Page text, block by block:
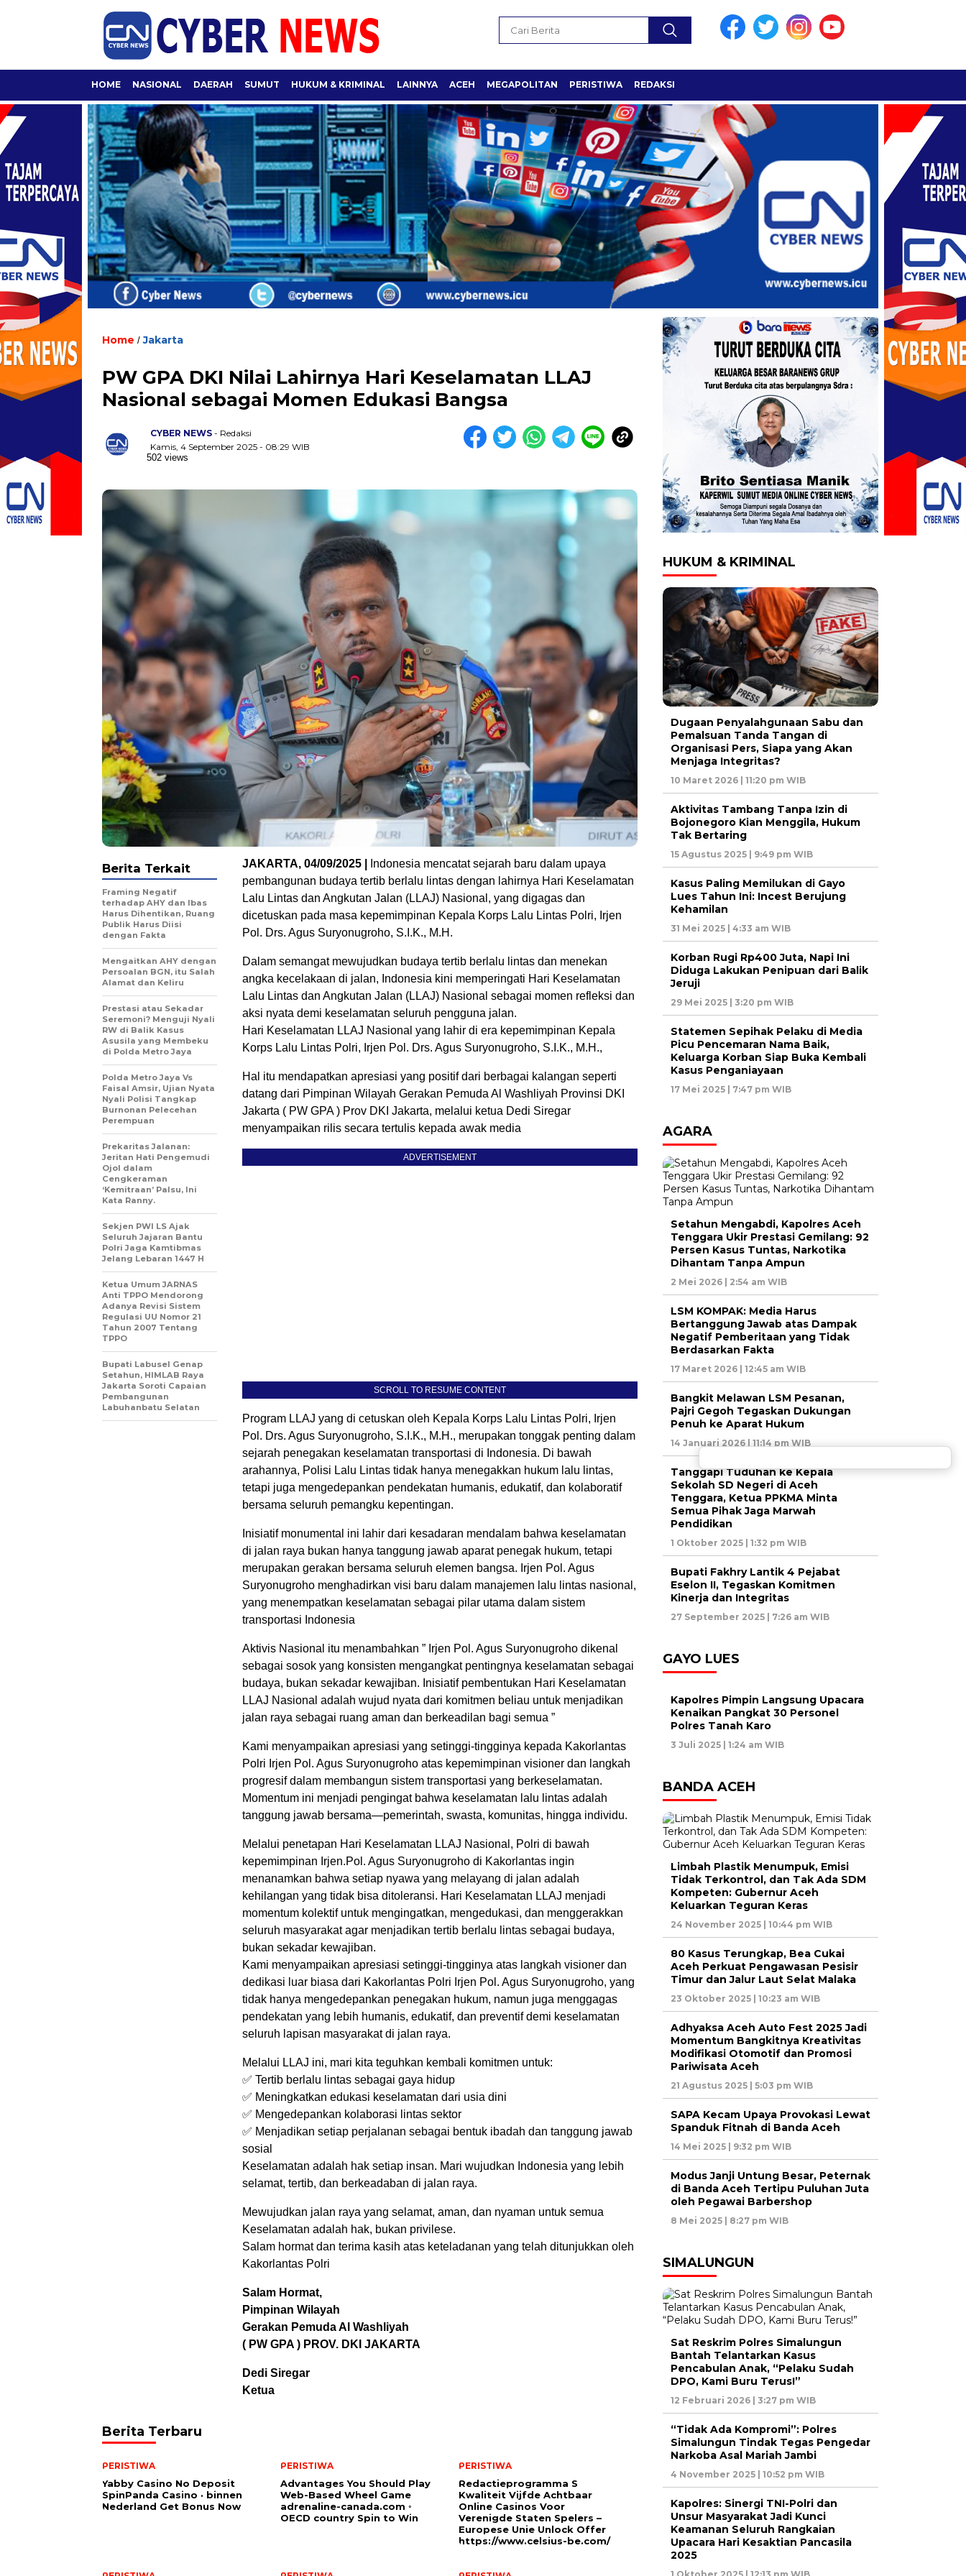
HOME NASIONAL DAERAH SUMUT HUKUM & KRIMINAL LAINNYA ACEH MEGAPOLITAN PERISTIWA REDAKSI
Home /Jakarta
PW GPA DKI Nilai Lahirnya Hari Keselamatan LLAJ
Nasional sebagai Momen Edukasi Bangsa
CYBER NEWS - Redaksi
Kamis, 4 September 2025 - 08:29 WIB
502 views
JAKARTA, 04/09/2025 |
Indonesia mencatat sejarah baru dalam upaya
pembangunan budaya tertib berlalu lintas dengan lahirnya Hari Keselamatan
Lalu Lintas dan Angkutan Jalan (LLAJ) Nasional, yang digagas dan
dicetuskan pada masa kepemimpinan Kepala Korps Lalu Lintas Polri, Irjen
Pol. Drs. Agus Suryonugroho, S.I.K., M.H.
Dalam semangat mewujudkan budaya tertib berlalu lintas dan menekan
angka kecelakaan di jalan, Indonesia kini memperingati Hari Keselamatan
Lalu Lintas dan Angkutan Jalan (LLAJ) Nasional sebagai momen refleksi dan
aksi nyata demi keselamatan seluruh pengguna jalan.
Hari Keselamatan LLAJ Nasional yang lahir di era kepemimpinan Kepala
Korps Lalu Lintas Polri, Irjen Pol. Drs. Agus Suryonugroho, S.I.K., M.H.,
Hal itu mendapatkan apresiasi yang positif dari berbagai kalangan seperti
datang dari Pimpinan Wilayah Gerakan Pemuda Al Washliyah Provinsi DKI
Jakarta ( PW GPA ) Prov DKI Jakarta, melalui ketua Dedi Siregar
menyampaikan rilis secara tertulis kepada awak media
ADVERTISEMENT
SCROLL TO RESUME CONTENT
Program LLAJ yang di cetuskan oleh Kepala Korps Lalu Lintas Polri, Irjen
Pol. Drs. Agus Suryonugroho, S.I.K., M.H., merupakan tonggak penting dalam
sejarah penegakan keselamatan transportasi di Indonesia. Di bawah
arahannya, Polisi Lalu Lintas tidak hanya menegakkan hukum lalu lintas,
tetapi juga mengedepankan pendekatan humanis, edukatif, dan kolaboratif
bersama seluruh pemangku kepentingan.
Inisiatif monumental ini lahir dari kesadaran mendalam bahwa keselamatan
di jalan raya bukan hanya tanggung jawab aparat penegak hukum, tetapi
merupakan gerakan bersama seluruh elemen bangsa. Irjen Pol. Agus
Suryonugroho menghadirkan visi baru dalam manajemen lalu lintas nasional,
yang menempatkan keselamatan sebagai pilar utama dalam sistem
transportasi Indonesia
Aktivis Nasional itu menambahkan ” Irjen Pol. Agus Suryonugroho dikenal
sebagai sosok yang konsisten mengangkat pentingnya keselamatan sebagai
budaya, bukan sekadar kewajiban. Inisiatif pembentukan Hari Keselamatan
LLAJ Nasional adalah wujud nyata dari komitmen beliau untuk menjadikan
jalan raya sebagai ruang aman dan berkeadilan bagi semua ”
Kami menyampaikan apresiasi yang setinggi-tingginya kepada Kakorlantas
Polri Irjen Pol. Agus Suryonugroho atas kepemimpinan visioner dan langkah
progresif dalam membangun sistem transportasi yang berkeselamatan.
Momentum ini menjadi pengingat bahwa keselamatan lalu lintas adalah
tanggung jawab bersama—pemerintah, swasta, komunitas, hingga individu.
Melalui penetapan Hari Keselamatan LLAJ Nasional, Polri di bawah
kepemimpinan Irjen.Pol. Agus Suryonugroho di Kakorlantas ingin
menanamkan bahwa setiap nyawa yang melayang di jalan adalah
kehilangan yang tidak bisa ditoleransi. Hari Keselamatan LLAJ menjadi
momentum kolektif untuk mengingatkan, mengedukasi, dan menggerakkan
seluruh masyarakat agar menjadikan tertib berlalu lintas sebagai budaya,
bukan sekadar kewajiban.
Kami menyampaikan apresiasi setinggi-tingginya atas langkah visioner dan
dedikasi luar biasa dari Kakorlantas Polri Irjen Pol. Agus Suryonugroho, yang
tidak hanya mengedepankan penegakan hukum, namun juga menggagas
pendekatan yang lebih humanis, edukatif, dan preventif demi keselamatan
seluruh lapisan masyarakat di jalan raya.
Melalui LLAJ ini, mari kita teguhkan kembali komitmen untuk:
✅ Tertib berlalu lintas sebagai gaya hidup
✅ Meningkatkan edukasi keselamatan dari usia dini
✅ Mengedepankan kolaborasi lintas sektor
✅ Menjadikan setiap perjalanan sebagai bentuk ibadah dan tanggung jawab
sosial
Keselamatan adalah hak setiap insan. Mari wujudkan Indonesia yang lebih
selamat, tertib, dan berkeadaban di jalan raya.
Mewujudkan jalan raya yang selamat, aman, dan nyaman untuk semua
Keselamatan adalah hak, bukan privilese.
Salam hormat dan terima kasih atas keteladanan yang telah ditunjukkan oleh
Kakorlantas Polri
Salam Hormat,
Pimpinan Wilayah
Gerakan Pemuda Al Washliyah
( PW GPA ) PROV. DKI JAKARTA
Dedi Siregar
Ketua
Berita Terkait
Framing Negatif
terhadap AHY dan Ibas
Harus Dihentikan, Ruang
Publik Harus Diisi
dengan Fakta
Mengaitkan AHY dengan
Persoalan BGN, itu Salah
Alamat dan Keliru
Prestasi atau Sekadar
Seremoni? Menguji Nyali
RW di Balik Kasus
Asusila yang Membeku
di Polda Metro Jaya
Polda Metro Jaya Vs
Faisal Amsir, Ujian Nyata
Nyali Polisi Tangkap
Burnonan Pelecehan
Perempuan
Prekaritas Jalanan:
Jeritan Hati Pengemudi
Ojol dalam
Cengkeraman
‘Kemitraan’ Palsu, Ini
Kata Ranny.
Sekjen PWI LS Ajak
Seluruh Jajaran Bantu
Polri Jaga Kamtibmas
Jelang Lebaran 1447 H
Ketua Umum JARNAS
Anti TPPO Mendorong
Adanya Revisi Sistem
Regulasi UU Nomor 21
Tahun 2007 Tentang
TPPO
Bupati Labusel Genap
Setahun, HIMLAB Raya
Jakarta Soroti Capaian
Pembangunan
Labuhanbatu Selatan
Berita Terbaru
PERISTIWA
Yabby Casino No Deposit
SpinPanda Casino · binnen
Nederland Get Bonus Now
PERISTIWA
Advantages You Should Play
Web-Based Wheel Game
adrenaline-canada.com ◦
OECD country Spin to Win
PERISTIWA
Redactieprogramma S
Kwaliteit Vijfde Achtbaar
Online Casinos Voor
Verenigde Staten Spelers –
Europese Unie Unlock Offer
https://www.celsius-be.com/
HUKUM & KRIMINAL
Dugaan Penyalahgunaan Sabu dan
Pemalsuan Tanda Tangan di
Organisasi Pers, Siapa yang Akan
Menjaga Integritas?
10 Maret 2026 | 11:20 pm WIB
Aktivitas Tambang Tanpa Izin di
Bojonegoro Kian Menggila, Hukum
Tak Bertaring
15 Agustus 2025 | 9:49 pm WIB
Kasus Paling Memilukan di Gayo
Lues Tahun Ini: Incest Berujung
Kehamilan
31 Mei 2025 | 4:33 am WIB
Korban Rugi Rp400 Juta, Napi Ini
Diduga Lakukan Penipuan dari Balik
Jeruji
29 Mei 2025 | 3:20 pm WIB
Statemen Sepihak Pelaku di Media
Picu Pencemaran Nama Baik,
Keluarga Korban Siap Buka Kembali
Kasus Penganiayaan
17 Mei 2025 | 7:47 pm WIB
AGARA
Setahun Mengabdi, Kapolres Aceh
Tenggara Ukir Prestasi Gemilang: 92
Persen Kasus Tuntas, Narkotika
Dihantam Tanpa Ampun
2 Mei 2026 | 2:54 am WIB
LSM KOMPAK: Media Harus
Bertanggung Jawab atas Dampak
Negatif Pemberitaan yang Tidak
Berdasarkan Fakta
17 Maret 2026 | 12:45 am WIB
Bangkit Melawan LSM Pesanan,
Pajri Gegoh Tegaskan Dukungan
Penuh ke Aparat Hukum
14 Januari 2026 | 11:14 pm WIB
Tanggapi Tuduhan ke Kepala
Sekolah SD Negeri di Aceh
Tenggara, Ketua PPKMA Minta
Semua Pihak Jaga Marwah
Pendidikan
1 Oktober 2025 | 1:32 pm WIB
Bupati Fakhry Lantik 4 Pejabat
Eselon II, Tegaskan Komitmen
Kinerja dan Integritas
27 September 2025 | 7:26 am WIB
GAYO LUES
Kapolres Pimpin Langsung Upacara
Kenaikan Pangkat 30 Personel
Polres Tanah Karo
3 Juli 2025 | 1:24 am WIB
BANDA ACEH
Limbah Plastik Menumpuk, Emisi
Tidak Terkontrol, dan Tak Ada SDM
Kompeten: Gubernur Aceh
Keluarkan Teguran Keras
24 November 2025 | 10:44 pm WIB
80 Kasus Terungkap, Bea Cukai
Aceh Perkuat Pengawasan Pesisir
Timur dan Jalur Laut Selat Malaka
23 Oktober 2025 | 10:23 am WIB
Adhyaksa Aceh Auto Fest 2025 Jadi
Momentum Bangkitnya Kreativitas
Modifikasi Otomotif dan Promosi
Pariwisata Aceh
21 Agustus 2025 | 5:03 pm WIB
SAPA Kecam Upaya Provokasi Lewat
Spanduk Fitnah di Banda Aceh
14 Mei 2025 | 9:32 pm WIB
Modus Janji Untung Besar, Peternak
di Banda Aceh Tertipu Puluhan Juta
oleh Pegawai Barbershop
8 Mei 2025 | 8:27 pm WIB
SIMALUNGUN
Sat Reskrim Polres Simalungun
Bantah Telantarkan Kasus
Pencabulan Anak, “Pelaku Sudah
DPO, Kami Buru Terus!”
12 Februari 2026 | 3:27 pm WIB
“Tidak Ada Kompromi”: Polres
Simalungun Tindak Tegas Pengedar
Narkoba Asal Mariah Jambi
4 November 2025 | 10:52 pm WIB
Kapolres: Sinergi TNI-Polri dan
Unsur Masyarakat Jadi Kunci
Keamanan Seluruh Rangkaian
Upacara Hari Kesaktian Pancasila
2025